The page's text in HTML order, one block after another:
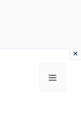
MENU